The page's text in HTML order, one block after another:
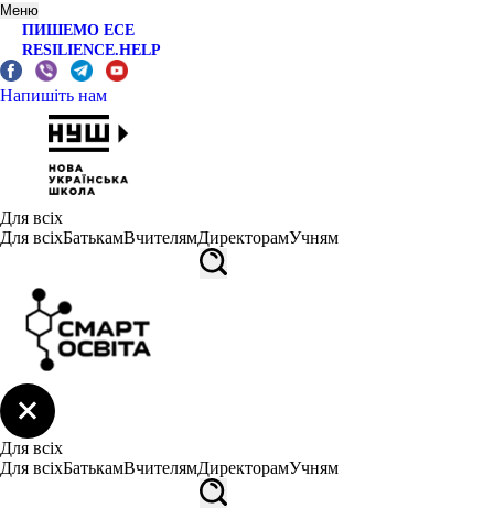
Меню
ПИШЕМО ЕСЕ
RESILIENCE.HELP
Напишіть нам
Для всіх
Для всіхБатькамВчителямДиректорамУчням
Для всіх
Для всіхБатькамВчителямДиректорамУчням